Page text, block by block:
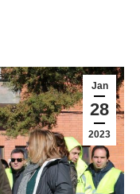
Jan
28
2023